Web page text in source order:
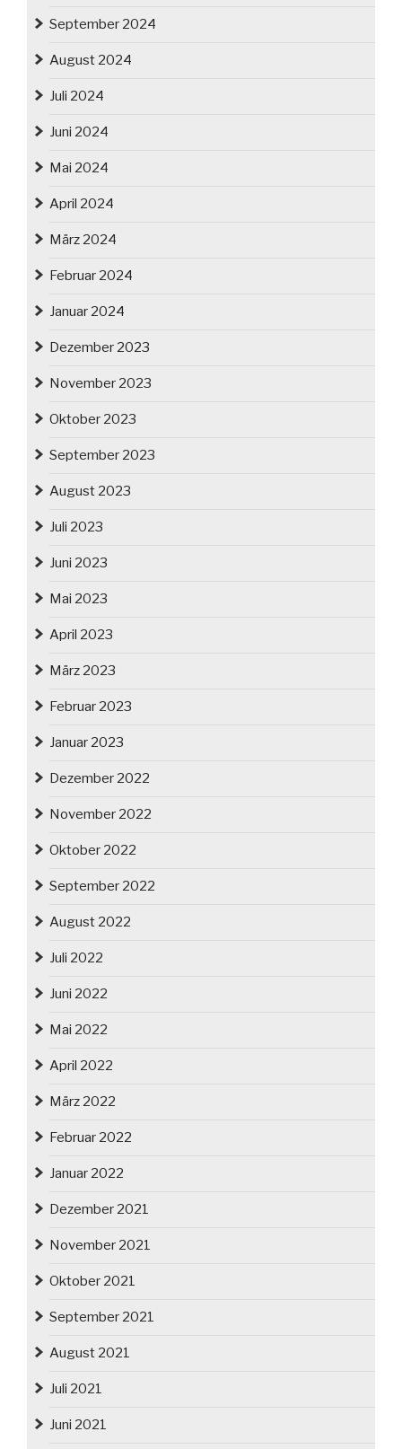
September 2024
August 2024
Juli 2024
Juni 2024
Mai 2024
April 2024
März 2024
Februar 2024
Januar 2024
Dezember 2023
November 2023
Oktober 2023
September 2023
August 2023
Juli 2023
Juni 2023
Mai 2023
April 2023
März 2023
Februar 2023
Januar 2023
Dezember 2022
November 2022
Oktober 2022
September 2022
August 2022
Juli 2022
Juni 2022
Mai 2022
April 2022
März 2022
Februar 2022
Januar 2022
Dezember 2021
November 2021
Oktober 2021
September 2021
August 2021
Juli 2021
Juni 2021